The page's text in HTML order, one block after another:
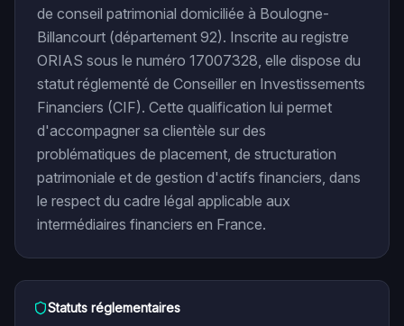
de conseil patrimonial domiciliée à Boulogne-
Billancourt (département 92). Inscrite au registre
ORIAS sous le numéro 17007328, elle dispose du
statut réglementé de Conseiller en Investissements
Financiers (CIF). Cette qualification lui permet
d'accompagner sa clientèle sur des
problématiques de placement, de structuration
patrimoniale et de gestion d'actifs financiers, dans
le respect du cadre légal applicable aux
intermédiaires financiers en France.
Statuts réglementaires